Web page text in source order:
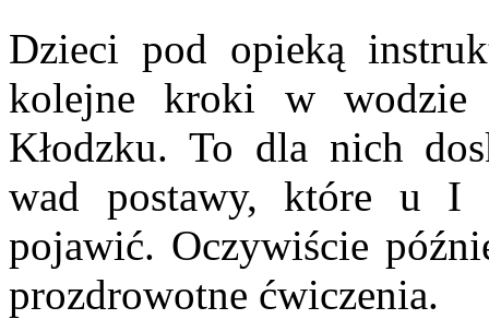
Dzieci pod opieką
kolejne kroki w
Kłodzku. To dla nich
wad postawy, które u I
pojawić. Oczywiście
prozdrowotne ćwiczenia.